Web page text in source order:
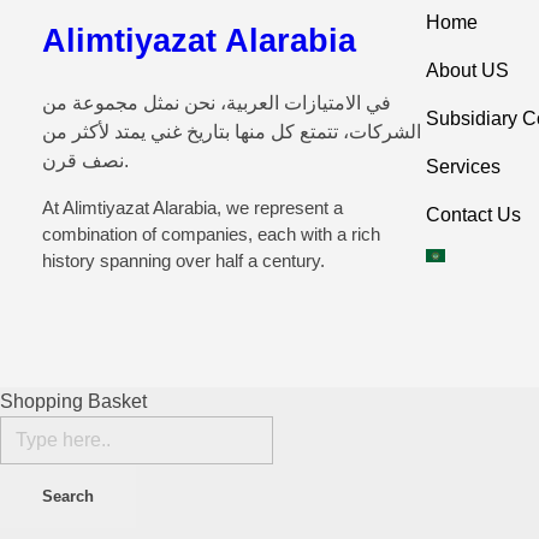
Alimtiyazat Alarabia
في الامتيازات العربية، نحن نمثل مجموعة من
الشركات، تتمتع كل منها بتاريخ غني يمتد لأكثر من
نصف قرن.
At Alimtiyazat Alarabia, we represent a
combination of companies, each with a rich
history spanning over half a century.
Home
About US
Subsidiary
Services
Contact Us
Shopping Basket